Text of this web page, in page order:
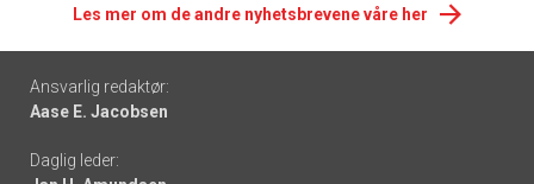
Les mer om de andre nyhetsbrevene våre her
Footer
-
links
Ansvarlig redaktør:
Aase E. Jacobsen
Daglig leder: